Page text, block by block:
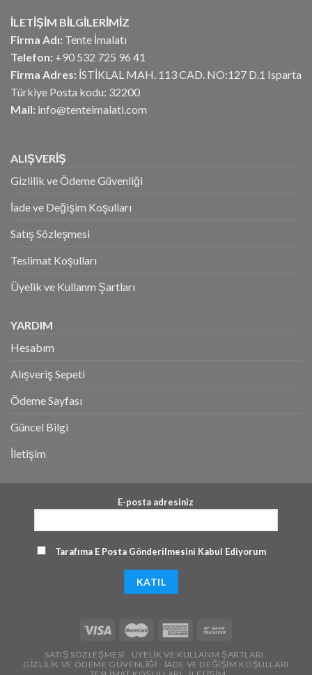
İLETİŞİM BİLGİLERİMİZ
Firma Adı: Tente İmalatı
Telefon: +90 532 725 96 41
Firma Adres: İSTİKLAL MAH. 113 CAD. NO:127 D.1 Isparta
Türkiye Posta kodu: 32200
Mail: info@tenteimalati.com
ALIŞVERİŞ
Gizlilik ve Ödeme Güvenliği
İade ve Değişim Koşulları
Satış Sözleşmesi
Teslimat Koşulları
Üyelik ve Kullanm Şartları
YARDIM
Hesabım
Alışveriş Sepeti
Ödeme Sayfası
Güncel Bilgi
İletişim
E-posta adresiniz
Tarafıma E Posta Gönderilmesini Kabul Ediyorum
SATIŞ SÖZLEŞMESI
ÜYELIK VE KULLANM ŞARTLARI
GIZLILIK VE ÖDEME GÜVENLIĞI
İADE VE DEĞIŞIM KOŞULLARI